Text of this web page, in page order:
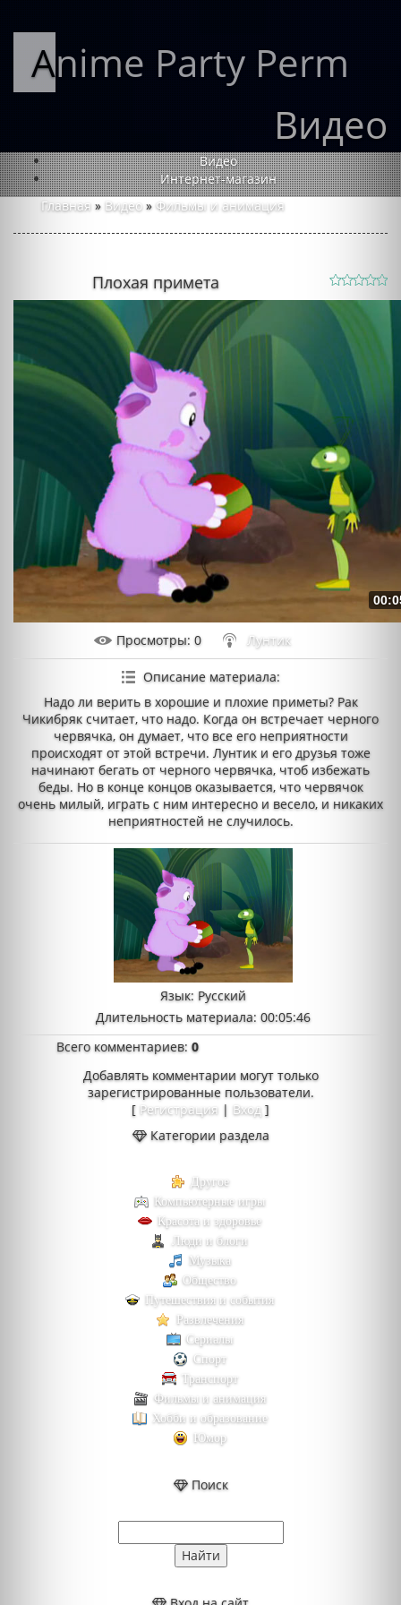
Anime Party Perm
Видео
Видео
Интернет-магазин
Главная » Видео » Фильмы и анимация
Плохая примета
Просмотры: 0 Лунтик
Описание материала:
Надо ли верить в хорошие и плохие приметы? Рак
Чикибряк считает, что надо. Когда он встречает черного
червячка, он думает, что все его неприятности
происходят от этой встречи. Лунтик и его друзья тоже
начинают бегать от черного червячка, чтоб избежать
беды. Но в конце концов оказывается, что червячок
очень милый, играть с ним интересно и весело, и никаких
неприятностей не случилось.
Язык: Русский
Длительность материала: 00:05:46
Всего комментариев:0
Добавлять комментарии могут только
зарегистрированные пользователи.
[ Регистрация | Вход ]
Категории раздела
Другое
Компьютерные игры
Красота и здоровье
Люди и блоги
Музыка
Общество
Путешествия и события
Развлечения
Сериалы
Спорт
Транспорт
Фильмы и анимация
Хобби и образование
Юмор
Поиск